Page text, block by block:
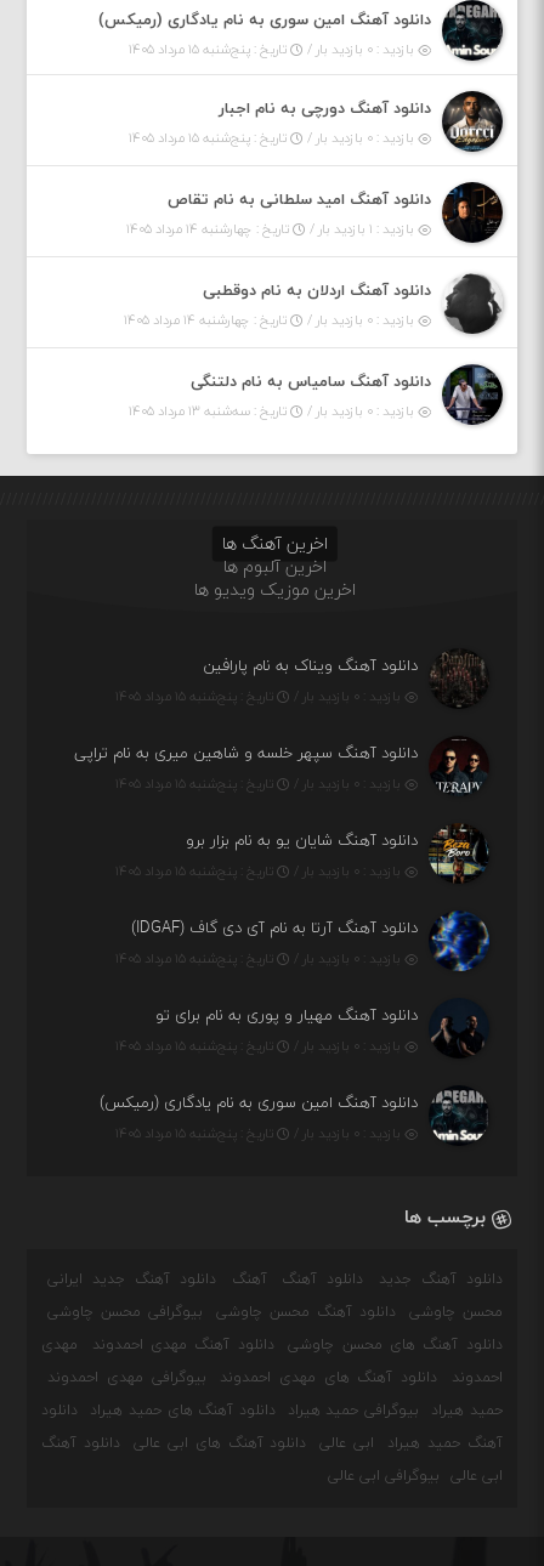
دانلود آهنگ امین سوری به نام یادگاری (رمیکس)
بازدید : ۰ بازدید بار / تاریخ : پنج‌شنبه ۱۵ مرداد ۱۴۰۵
دانلود آهنگ دورچی به نام اجبار
بازدید : ۰ بازدید بار / تاریخ : پنج‌شنبه ۱۵ مرداد ۱۴۰۵
دانلود آهنگ امید سلطانی به نام تقاص
بازدید : ۱ بازدید بار / تاریخ : چهارشنبه ۱۴ مرداد ۱۴۰۵
دانلود آهنگ اردلان به نام دوقطبی
بازدید : ۰ بازدید بار / تاریخ : چهارشنبه ۱۴ مرداد ۱۴۰۵
دانلود آهنگ سامیاس به نام دلتنگی
بازدید : ۰ بازدید بار / تاریخ : سه‌شنبه ۱۳ مرداد ۱۴۰۵
اخرین آهنگ ها
اخرین آلبوم ها
اخرین موزیک ویدیو ها
دانلود آهنگ ویناک به نام پارافین
بازدید : ۰ بازدید بار / تاریخ : پنج‌شنبه ۱۵ مرداد ۱۴۰۵
دانلود آهنگ سپهر خلسه و شاهین میری به نام تراپی
بازدید : ۰ بازدید بار / تاریخ : پنج‌شنبه ۱۵ مرداد ۱۴۰۵
دانلود آهنگ شایان یو به نام بزار برو
بازدید : ۰ بازدید بار / تاریخ : پنج‌شنبه ۱۵ مرداد ۱۴۰۵
دانلود آهنگ آرتا به نام آی دی گاف (IDGAF)
بازدید : ۰ بازدید بار / تاریخ : پنج‌شنبه ۱۵ مرداد ۱۴۰۵
دانلود آهنگ مهیار و پوری به نام برای تو
بازدید : ۰ بازدید بار / تاریخ : پنج‌شنبه ۱۵ مرداد ۱۴۰۵
دانلود آهنگ امین سوری به نام یادگاری (رمیکس)
بازدید : ۰ بازدید بار / تاریخ : پنج‌شنبه ۱۵ مرداد ۱۴۰۵
برچسب ها
دانلود آهنگ جدید دانلود آهنگ آهنگ
دانلود آهنگ جدید ایرانی
محسن چاوشی
دانلود آهنگ محسن چاوشی
بیوگرافی محسن چاوشی
دانلود آهنگ های محسن چاوشی
دانلود آهنگ مهدی احمدوند
مهدی
احمدوند
دانلود آهنگ های مهدی احمدوند
بیوگرافی مهدی احمدوند
حمید هیراد
بیوگرافی حمید هیراد دانلود آهنگ های حمید هیراد
دانلود
آهنگ حمید هیراد
ابی عالی دانلود آهنگ های ابی عالی
دانلود آهنگ
ابی عالی
بیوگرافی ابی عالی